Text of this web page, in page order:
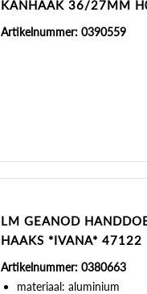
KANHAAK 36/27MM
Artikelnummer: 0390559
LM GEANOD
HAAKS *IVANA* 47122
Artikelnummer: 0380663
materiaal: aluminium